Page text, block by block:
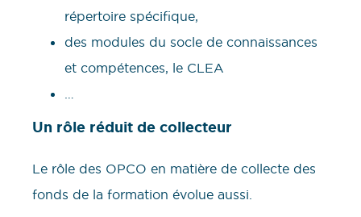
répertoire spécifique,
des modules du socle de connaissances
et compétences, le CLEA
…
Un rôle réduit de collecteur
Le rôle des OPCO en matière de collecte des
fonds de la formation évolue aussi.